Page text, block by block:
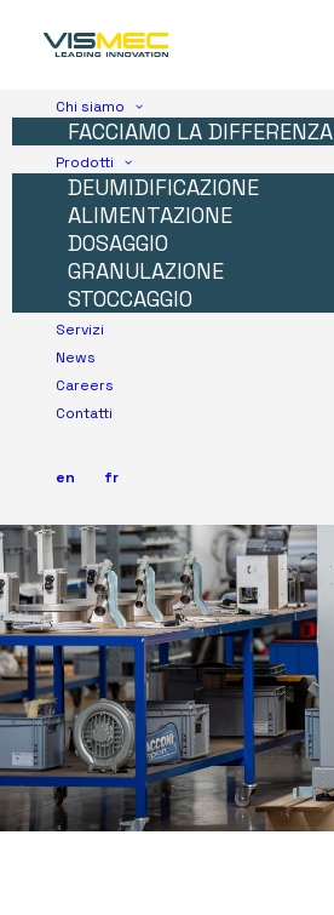
Chi siamo
FACCIAMO LA DIFFERENZA
Prodotti
DEUMIDIFICAZIONE
ALIMENTAZIONE
DOSAGGIO
GRANULAZIONE
STOCCAGGIO
Servizi
News
Careers
Contatti
en fr